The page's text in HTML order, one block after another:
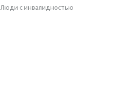
Люди с инвалидностью